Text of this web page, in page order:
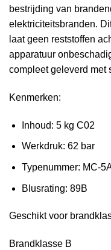
bestrijding van
elektriciteitsbranden.
laat geen reststoffen
apparatuur
compleet geleverd met
Kenmerken:
Inhoud: 5 kg C02
Werkdruk: 62 bar
Typenummer: MC-
Blusrating: 89B
Geschikt voor
Brandklasse B